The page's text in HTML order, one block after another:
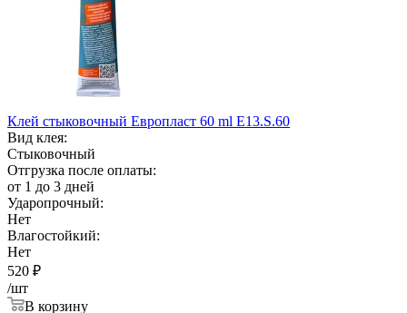
Клей стыковочный Европласт 60 ml E13.S.60
Вид клея:
Стыковочный
Отгрузка после оплаты:
от 1 до 3 дней
Ударопрочный:
Нет
Влагостойкий:
Нет
520 ₽
/шт
В корзину